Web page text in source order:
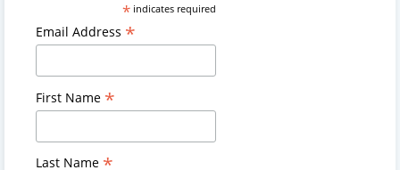
*indicates required
Email Address *
First Name *
Last Name *